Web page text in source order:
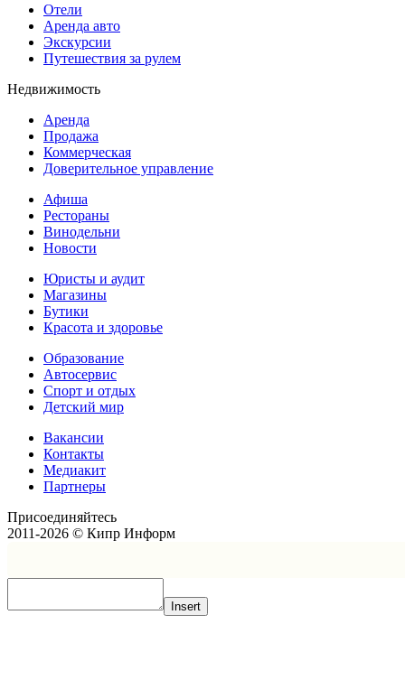
Отели
Аренда авто
Экскурсии
Путешествия за рулем
Недвижимость
Аренда
Продажа
Коммерческая
Доверительное управление
Афиша
Рестораны
Винодельни
Новости
Юристы и аудит
Магазины
Бутики
Красота и здоровье
Образование
Автосервис
Спорт и отдых
Детский мир
Вакансии
Контакты
Медиакит
Партнеры
Присоединяйтесь
2011-2026 © Кипр Информ
Insert